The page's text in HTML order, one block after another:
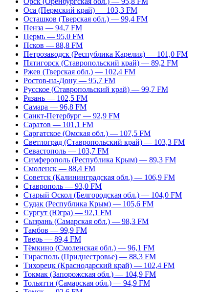
Оса (Пермский край) — 103,3 FM
Осташков (Тверская обл.) — 99,4 FM
Пенза — 94,7 FM
Пермь — 95,0 FM
Псков — 88,8 FM
Петрозаводск (Республика Карелия) — 101,0 FM
Пятигорск (Ставропольский край) — 89,2 FM
Ржев (Тверская обл.) — 102,4 FM
Ростов-на-Дону — 95,7 FM
Русское (Ставропольский край) — 99,7 FM
Рязань — 102,5 FM
Самара — 96,8 FM
Санкт-Петербург — 92,9 FM
Саратов — 101,1 FM
Саргатское (Омская обл.) — 107,5 FM
Светлоград (Ставропольский край) — 103,3 FM
Севастополь — 103,7 FM
Симферополь (Республика Крым) — 89,3 FM
Смоленск — 88,4 FM
Советск (Калининградская обл.) — 106,9 FM
Ставрополь — 93,0 FM
Старый Оскол (Белгородская обл.) — 104,0 FM
Судак (Республика Крым) — 105,6 FM
Сургут (Югра) — 92,1 FM
Сызрань (Самарская обл.) — 98,3 FM
Тамбов — 99,9 FM
Тверь — 89,4 FM
Тёмкино (Смоленская обл.) — 96,1 FM
Тирасполь (Приднестровье) — 88,3 FM
Тихорецк (Краснодарский край) — 102,4 FM
Токмак (Запорожская обл.) — 104,9 FM
Тольятти (Самарская обл.) — 94,9 FM